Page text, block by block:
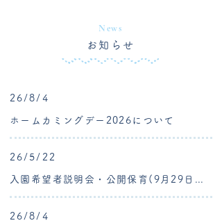
News
お知らせ
26/8/4
ホームカミングデー2026について
26/5/22
入園希望者説明会・公開保育(9月29日分まで申込受付中)
26/8/4